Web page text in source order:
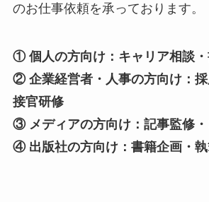
のお仕事依頼を承っております。
① 個人の方向け：キャリア相談・
② 企業経営者・人事の方向け：
接官研修
③ メディアの方向け：記事監修
④ 出版社の方向け：書籍企画・